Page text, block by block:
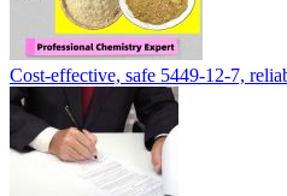
Cost-effective, safe 5449-12-7,